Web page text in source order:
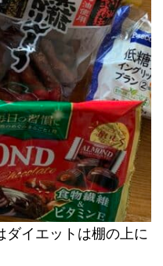
ダイエットは棚の上に